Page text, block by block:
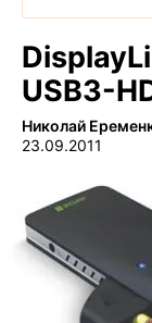
USB3-
Николай
23.09.2011